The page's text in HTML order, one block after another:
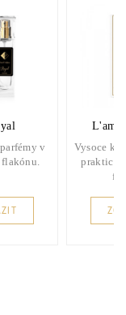
v
Vysoce